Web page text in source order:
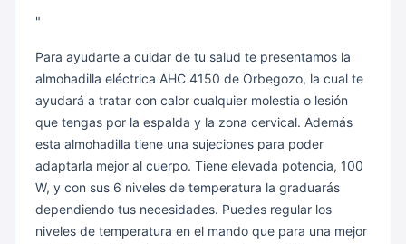
"
Para ayudarte a cuidar de tu salud te presentamos la
almohadilla eléctrica AHC 4150 de Orbegozo, la cual te
ayudará a tratar con calor cualquier molestia o lesión
que tengas por la espalda y la zona cervical. Además
esta almohadilla tiene una sujeciones para poder
adaptarla mejor al cuerpo. Tiene elevada potencia, 100
W, y con sus 6 niveles de temperatura la graduarás
dependiendo tus necesidades. Puedes regular los
niveles de temperatura en el mando que para una mejor